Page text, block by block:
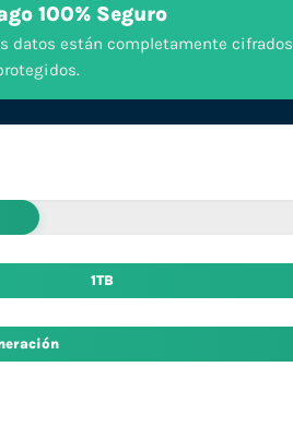
100% Seguro
datos están completamente cifrados
1TB